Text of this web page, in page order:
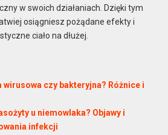
w swoich działaniach. Dzięki tym
osiągniesz pożądane efekty i
ciało na dłużej.
wirusowa czy bakteryjna? Różnice i
u niemowlaka? Objawy i
infekcji